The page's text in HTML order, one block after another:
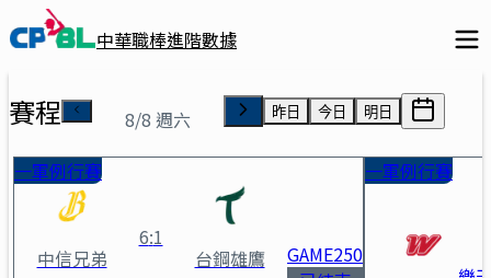
中華職棒進階數據
賽程 8/8 週六 昨日 今日 明日
一軍例行賽
中信兄弟
6:1
台鋼雄鷹 GAME250
一軍例行賽